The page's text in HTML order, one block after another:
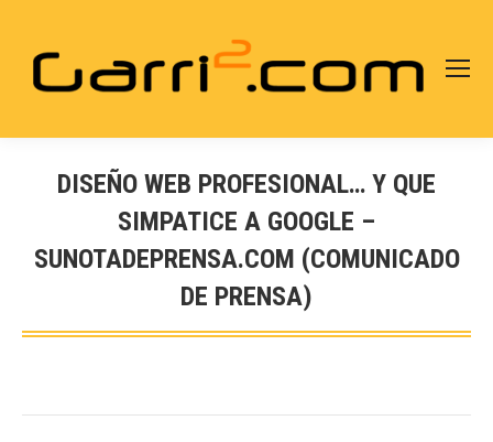
DISEÑO WEB PROFESIONAL… Y QUE
SIMPATICE A GOOGLE –
SUNOTADEPRENSA.COM (COMUNICADO
DE PRENSA)
Estás aquí: